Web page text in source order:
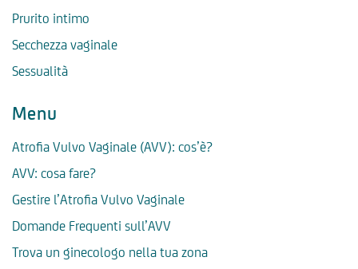
Prurito intimo
Secchezza vaginale
Sessualità
Menu
Atrofia Vulvo Vaginale (AVV): cos’è?
AVV: cosa fare?
Gestire l’Atrofia Vulvo Vaginale
Domande Frequenti sull’AVV
Trova un ginecologo nella tua zona